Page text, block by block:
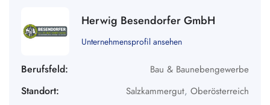
Herwig Besendorfer GmbH
Unternehmensprofil ansehen
Berufsfeld: Bau & Baunebengewerbe
Standort: Salzkammergut, Oberösterreich